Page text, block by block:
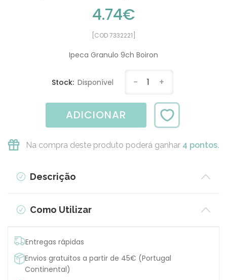
4.74€
[COD 7332221]
Ipeca Granulo 9ch Boiron
Stock: Disponível - 1 +
ADICIONAR
Na compra deste produto poderá ganhar 4 pontos.
Descrição
Como Utilizar
Entregas rápidas
Envios gratuitos a partir de 45€ (Portugal
Continental)